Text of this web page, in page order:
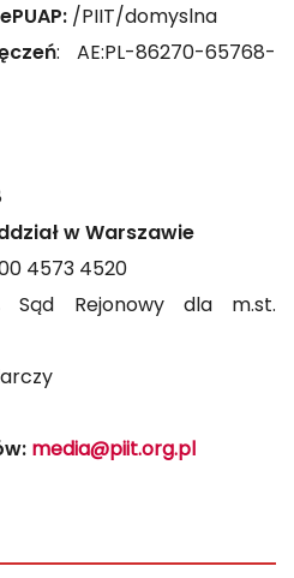
/PIIT/domyslna
: AE:PL-86270-65768-
w Warszawie
4573 4520
Sąd Rejonowy dla m.st.
media@piit.org.pl